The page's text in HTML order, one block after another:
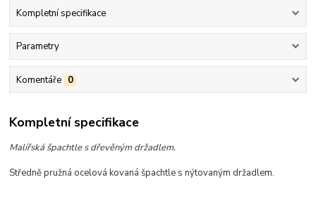
Kompletní specifikace
Parametry
Komentáře 0
Kompletní specifikace
Malířská špachtle s dřevěným držadlem.
Středně pružná ocelová kovaná špachtle s nýtovaným držadlem.